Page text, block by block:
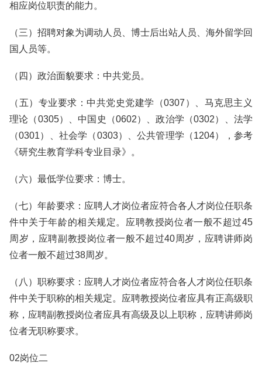
相应岗位职责的能力。
（三）招聘对象为调动人员、博士后出站人员、海外留学回
国人员等。
（四）政治面貌要求：中共党员。
（五）专业要求：中共党史党建学（0307）、马克思主义
理论（0305）、中国史（0602）、政治学（0302）、法学
（0301）、社会学（0303）、公共管理学（1204），参考
《研究生教育学科专业目录》。
（六）最低学位要求：博士。
（七）年龄要求：应聘人才岗位者应符合各人才岗位任职条
件中关于年龄的相关规定。应聘教授岗位者一般不超过45
周岁，应聘副教授岗位者一般不超过40周岁，应聘讲师岗
位者一般不超过38周岁。
（八）职称要求：应聘人才岗位者应符合各人才岗位任职条
件中关于职称的相关规定。应聘教授岗位者应具有正高级职
称，应聘副教授岗位者应具有高级及以上职称，应聘讲师岗
位者无职称要求。
02岗位二